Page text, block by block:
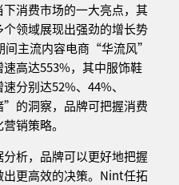
消费市场的一大亮点，其
领域展现出强劲的增长势
间主流内容电商“华流风”
高达553%，其中服饰鞋
分别达52%、44%、
的洞察，品牌可把握消费
销策略。
析，品牌可以更好地把握
更高效的决策。Nint任拓